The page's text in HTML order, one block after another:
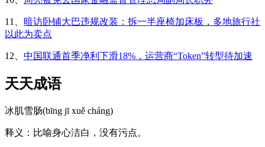
11、 暗访卧铺大巴违规改装：拆一半座椅加床板，多地旅行社
以此为卖点
12、 中国联通首季净利下滑18%，运营商“Token”转型待加速
天天成语
冰肌雪肠(bīng jī xuě cháng)
释义：比喻身心洁白，没有污点。